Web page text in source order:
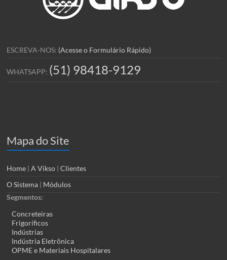
ESCREVA-NOS: (Acesse o Formulário Rápido)
WHATSAPP: (51) 98418-9129
Mapa do Site
Home |A Vikso |Clientes
O Sistema | Módulos
Segmentos:
Concreteiras
Frigoríficos
Indústrias
Indústria Eletrônica
OPME e Materiais Hospitalares